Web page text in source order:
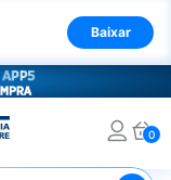
Baixar
0